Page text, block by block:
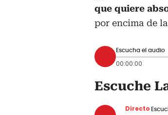
que quiere
por encima de
Escucha el audio
00:00:00
Escuche
Directo